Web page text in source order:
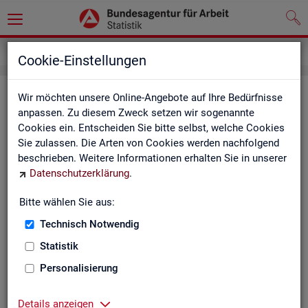
Cookie-Einstellungen
Wir möchten unsere Online-Angebote auf Ihre Bedürfnisse
anpassen. Zu diesem Zweck setzen wir sogenannte
Cookies ein. Entscheiden Sie bitte selbst, welche Cookies
Sie zulassen. Die Arten von Cookies werden nachfolgend
beschrieben. Weitere Informationen erhalten Sie in unserer
Datenschutzerklärung.
Bitte wählen Sie aus:
Technisch Notwendig
Statistik
Personalisierung
Details anzeigen
Im­pres­sum der Sta­tis­tik der Bun­
des­agen­tur für Ar­beit (BA)
In­for­ma­tio­nen über den Her­aus­ge­ber
Im­pres­sum der Bun­des­agen­tur für Ar­beit
Nut­zungs- und Be­zugs­be­din­gun­gen
Co­py­right und Mar­ken­schutz
Die In­hal­te des In­ter­net­auf­tritts der BA sowie die Pro­duk­te
der Sta­tis­tik der BA ste­hen im geis­ti­gen Ei­gen­tum der BA und